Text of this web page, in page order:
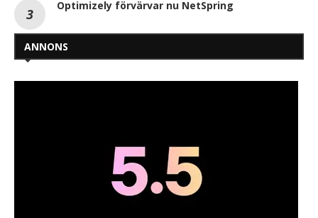
Optimizely förvärvar nu NetSpring
ANNONS